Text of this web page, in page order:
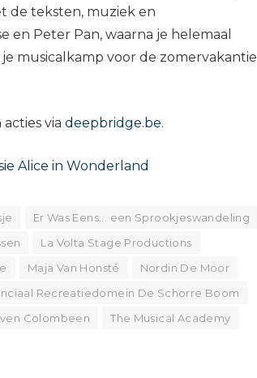
de teksten, muziek en
en Peter Pan, waarna je helemaal
musicalkamp voor de zomervakantie
via deepbridge.be.
Alice in Wonderland
Er Was Eens... een Sprookjeswandeling
La Volta Stage Productions
Maja Van Honsté
Nordin De Moor
Recreatiedomein De Schorre Boom
Colombeen
The Musical Academy